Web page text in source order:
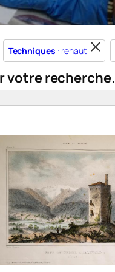
Techniques : rehaut
votre recherche.